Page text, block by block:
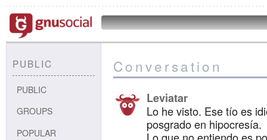
PUBLIC
PUBLIC
GROUPS
POPULAR
Conversation
Leviatar
Lo he visto. Ese tío es
posgrado en hipocresía.